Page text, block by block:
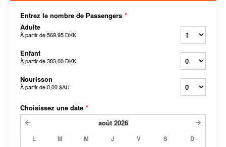
Entrez le nombre de Passengers *
Adulte
À partir de569,95 DKK
Enfant
À partir de383,00 DKK
Nourisson
À partir de0,00 $AU
Choisissez une date *
août 2026
L M M J V S D